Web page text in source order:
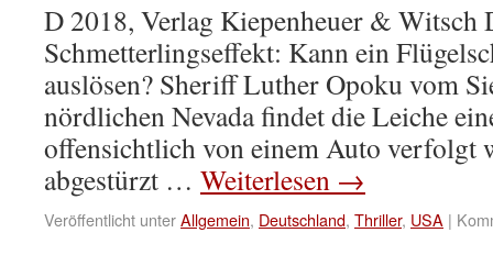
D 2018, Verlag Kiepenheuer & Witsch
Schmetterlingseffekt: Kann ein
auslösen? Sheriff Luther Opoku vom
nördlichen Nevada findet die Leiche
offensichtlich von einem Auto verfolgt
abgestürzt … Weiterlesen →
Veröffentlicht unterAllgemein, Deutschland, Thriller, USA |